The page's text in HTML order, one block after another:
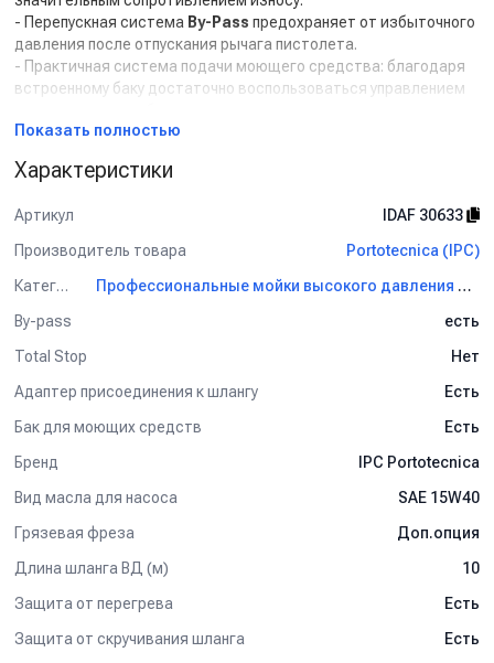
- Перепускная система By-Pass предохраняет от избыточного
давления после отпускания рычага пистолета.
- Практичная система подачи моющего средства: благодаря
встроенному баку достаточно воспользоваться управлением
средства под низким давлением.
электрического кабеля и возможность установки барабана
Комплект поставки:
- Пистолет с защитой от перекручивания шланга.
- Шланг высокого давления с винтовыми соединениями 10 м.
- Насадка с регулировкой головки высокого/низкого давления
Дополнительные опции:
- Шланг высокого давления, длина 20 м.
Применение:
Для авторемонтных предприятий средних размеров.
Мойка автомобилей.
Мойка шасси.
Предварительная мойка на автоматических моечных линиях.
Решение общих задач чистки на промышленных, коммунальных
Показать полностью
Характеристики
Артикул
IDAF 30633
Производитель товара
Portotecnica (IPC)
Категория
Профессиональные мойки высокого давления Portotecnica (IPC)
By-pass
есть
Total Stop
Нет
Адаптер присоединения к шлангу
Есть
Бак для моющих средств
Есть
Бренд
IPC Portotecnica
Вид масла для насоса
SAE 15W40
Грязевая фреза
Доп.опция
Длина шланга ВД (м)
10
Защита от перегрева
Есть
Защита от скручивания шланга
Есть